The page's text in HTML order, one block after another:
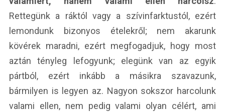
Rettegünk a ráktól vagy a szívinfarktustól, ezért
lemondunk bizonyos ételekről; nem akarunk
kövérek maradni, ezért megfogadjuk, hogy most
aztán tényleg lefogyunk; elegünk van az egyik
pártból, ezért inkább a másikra szavazunk,
bármilyen is legyen az. Nagyon sokszor harcolunk
valami ellen, nem pedig valami olyan célért, ami